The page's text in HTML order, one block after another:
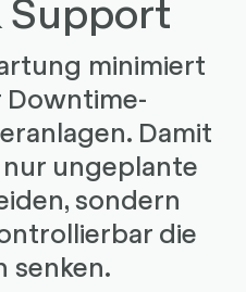
minimiert
Downtime-
Damit
ungeplante
sondern
die
senken.